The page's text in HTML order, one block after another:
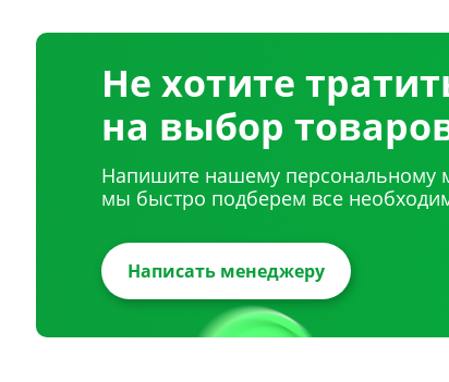
Не хотите
на выбор
Напишите нашему персональному
мы быстро подберем все
Написать менеджеру